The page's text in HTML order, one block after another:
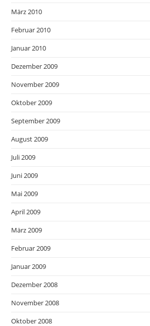
März 2010
Februar 2010
Januar 2010
Dezember 2009
November 2009
Oktober 2009
September 2009
August 2009
Juli 2009
Juni 2009
Mai 2009
April 2009
März 2009
Februar 2009
Januar 2009
Dezember 2008
November 2008
Oktober 2008